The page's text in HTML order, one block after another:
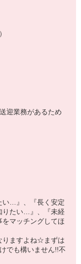
迎業務があるため
い…』、『長く安定
りたい…』、『未経
マッチングしてほ
りますよね☆まずは
でも構いません!!不